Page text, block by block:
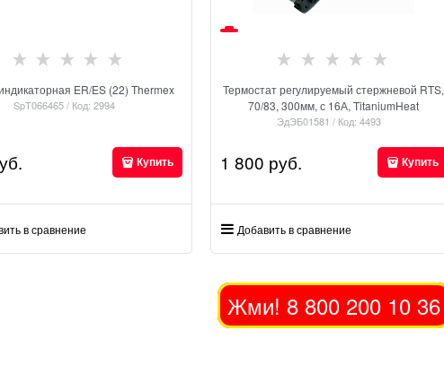
ER/ES (22) Thermex
SpT066465 / Код: 2994
Купить
в сравнение
Термостат регулируемый стержневой RTS,
70/83, 300мм, с 16А, TitaniumHeat
ЭдЭБ01581 / Код: 4493
1 800 руб. Купить
Добавить в сравнение
Жми! 8 800 200 10 36